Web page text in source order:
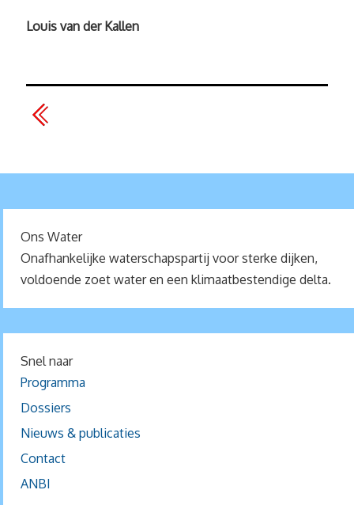
Louis van der Kallen
Ons Water
Onafhankelijke waterschapspartij voor sterke dijken,
voldoende zoet water en een klimaatbestendige delta.
Snel naar
Programma
Dossiers
Nieuws & publicaties
Contact
ANBI